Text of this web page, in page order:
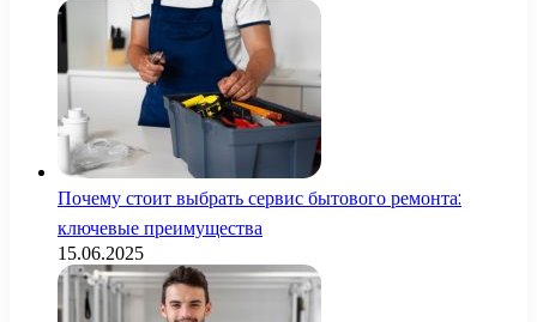
Почему стоит выбрать сервис бытового ремонта:
ключевые преимущества
15.06.2025